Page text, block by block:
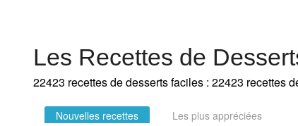
Les Recettes de
22423 recettes de desserts faciles : 22423 recettes
Nouvelles recettes Les plus appréciées